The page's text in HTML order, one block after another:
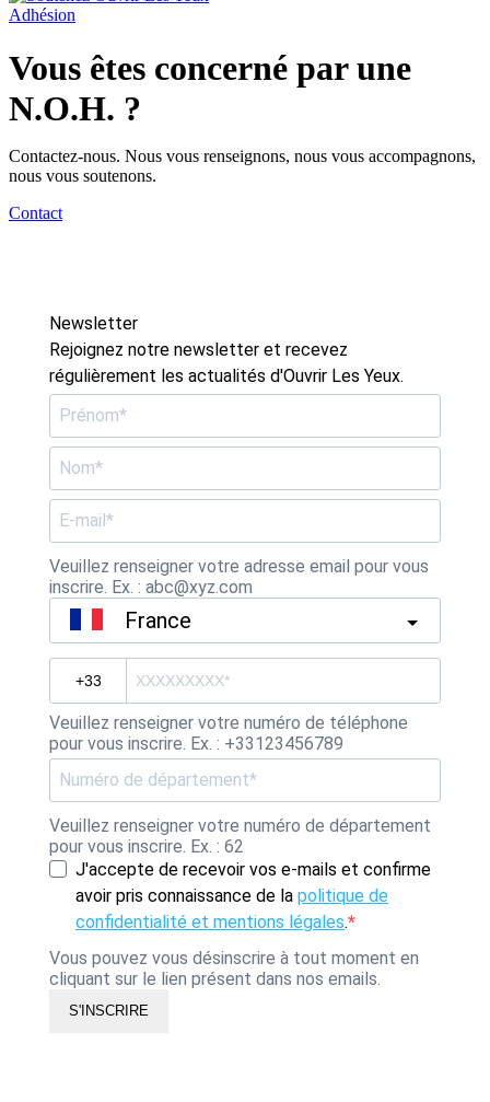
Adhésion
Vous êtes concerné par une
N.O.H. ?
Contactez-nous. Nous vous renseignons, nous vous accompagnons,
nous vous soutenons.
Contact
Newsletter
Rejoignez notre newsletter et recevez
régulièrement les actualités d'Ouvrir Les Yeux.
Veuillez renseigner votre adresse email pour vous
inscrire. Ex. : abc@xyz.com
France
Veuillez renseigner votre numéro de téléphone
pour vous inscrire. Ex. : +33123456789
Veuillez renseigner votre numéro de département
pour vous inscrire. Ex. : 62
J'accepte de recevoir vos e-mails et confirme
avoir pris connaissance de la politique de
confidentialité et mentions légales.
Vous pouvez vous désinscrire à tout moment en
cliquant sur le lien présent dans nos emails.
S'INSCRIRE